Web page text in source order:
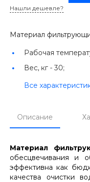
Нашли дешевле?
Материал
Рабочая
Вес, кг - 30;
Все
Описание
Материал
обесцвечивания и
эффективна как
качества очистки